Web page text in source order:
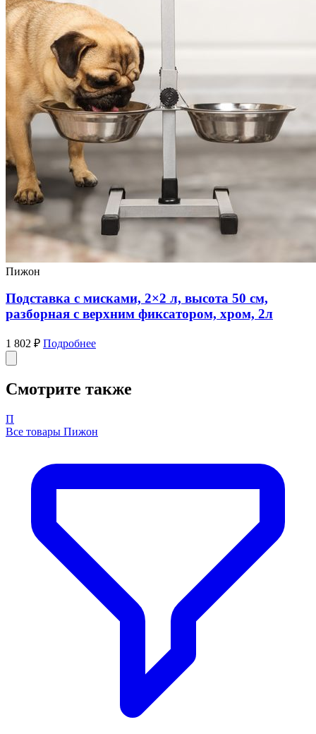
Пижон
Подставка с мисками, 2×2 л, высота 50 см,
разборная с верхним фиксатором, хром, 2л
1 802 ₽ Подробнее
Смотрите также
П
Все товары Пижон